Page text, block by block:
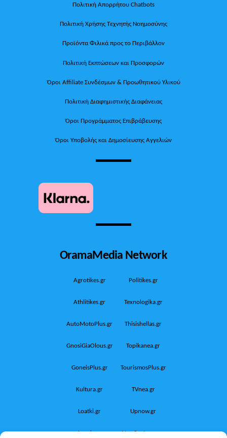
Πολιτική Απορρήτου Chatbots
Πολιτική Χρήσης Τεχνητής Νοημοσύνης
Προϊόντα Φιλικά προς το Περιβάλλον
Πολιτική Εκπτώσεων και Προσφορών
Όροι Affiliate Συνδέσμων & Προωθητικού Υλικού
Πολιτική Διαφημιστικής Διαφάνειας
Όροι Προγράμματος Επιβράβευσης
Όροι Υποβολής και Δημοσίευσης Αγγελιών
OramaMedia Network
Agrotikes.gr Politikes.gr
Athlitikes.gr Texnologika.gr
AutoMotoPlus.gr Thisishellas.gr
GnosiGiaOlous.gr Topikanea.gr
GoneisPlus.gr TourismosPlus.gr
Kultura.gr TVnea.gr
Loatki.gr Upnow.gr
Loveis.gr VresSyntages.gr